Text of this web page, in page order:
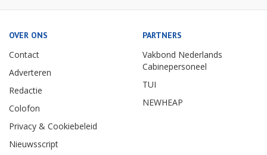
OVER ONS
Contact
Adverteren
Redactie
Colofon
Privacy & Cookiebeleid
Nieuwsscript
PARTNERS
Vakbond Nederlands
Cabinepersoneel
TUI
NEWHEAP